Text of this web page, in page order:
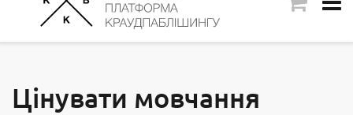
Цінувати мовчання